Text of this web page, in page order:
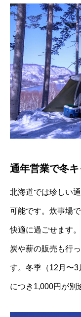
通年営業で冬
北海道では珍しい
可能です。 炊事場
快適に過ごせます。
炭や薪の販売も行
す。 冬季（12月〜3
につき1,000円が別